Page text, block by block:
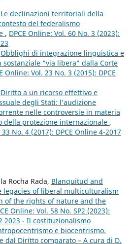
Le declinazioni territoriali della
del federalismo
, DPCE Online: Vol. 60 No. 3 (2023):
Obblighi di integrazione linguistica e
“via libera” dalla Corte
Online: Vol. 23 No. 3 (2015): DPCE
Diritto a un ricorso effettivo e
degli Stati: l’audizione
nelle controversie in materia
della protezione internazionale ,
No. 4 (2017): DPCE Online 4-2017
Rocha Rada, Blanquitud and
legacies of liberal multiculturalism
of the rights of nature and the
Online: Vol. 58 No. SP2 (2023):
2023 - Il costituzionalismo
e biocentrismo.
dal Diritto comparato – A cura di D.